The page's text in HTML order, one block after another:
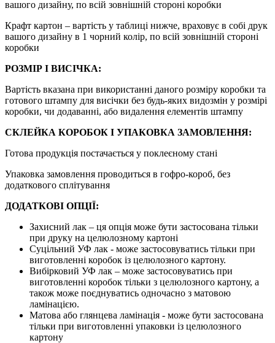
вашого дизайну, по всій зовнішній стороні коробки
Крафт картон – вартість у таблиці нижче, враховує в собі друк
вашого дизайну в 1 чорний колір, по всій зовнішній стороні
коробки
РОЗМІР І ВИСІЧКА:
Вартість вказана при використанні даного розміру коробки та
готового штампу для висічки без будь-яких видозмін у розмірі
коробки, чи додаванні, або видалення елементів штампу
СКЛЕЙКА КОРОБОК І УПАКОВКА ЗАМОВЛЕННЯ:
Готова продукція постачається у поклеєному стані
Упаковка замовлення проводиться в гофро-короб, без
додаткового сплітування
ДОДАТКОВІ ОПЦІЇ:
Захисний лак – ця опція може бути застосована тільки
при друку на целюлозному картоні
Суцільний УФ лак - може застосовуватись тільки при
виготовленні коробок із целюлозного картону.
Вибірковий УФ лак – може застосовуватись при
виготовленні коробок тільки з целюлозного картону, а
також може поєднуватись одночасно з матовою
ламінацією.
Матова або глянцева ламінація - може бути застосована
тільки при виготовленні упаковки із целюлозного
картону